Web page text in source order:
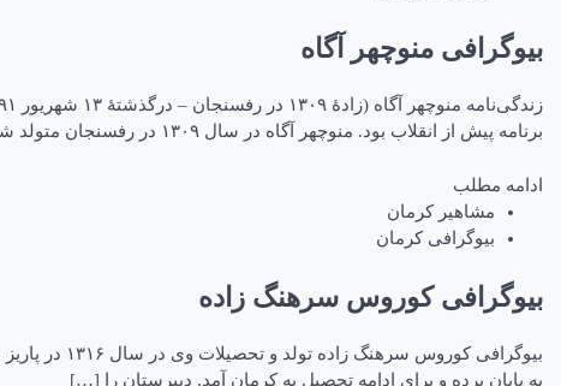
بیوگرافی منوچهر آگاه
برنامه پیش از انقلاب بود. منوچهر آگاه در سال ۱۳۰۹ در رفسنجان متولد شد. والدش مرحوم غلامرضا آگاه […]
ادامه مطلب
مشاهیر کرمان
بیوگرافی کرمان
بیوگرافی کوروس سرهنگ زاده
بیوگرافی
به پایان برده و برای ادامه تحصیل به کرمان آمد. دبیرستان را […]